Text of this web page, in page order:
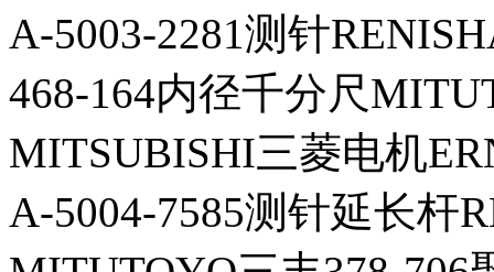
A-5003-2281测针
468-164内径千分尺
MITSUBISHI三菱电机
A-5004-7585测针延长杆